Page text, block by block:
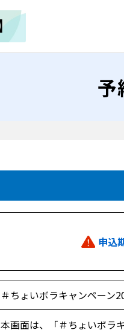
予
申込
＃ちょいボラキャンペー
本画面は、「＃ちょいボラ